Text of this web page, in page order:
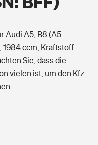
Audi A5, B8 (A5
1984 ccm, Kraftstoff:
Sie, dass die
vielen ist, um den Kfz-